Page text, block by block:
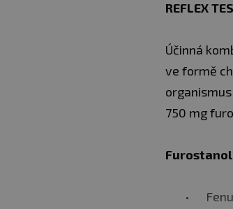
REFLEX
Účinná
ve formě
750 mg